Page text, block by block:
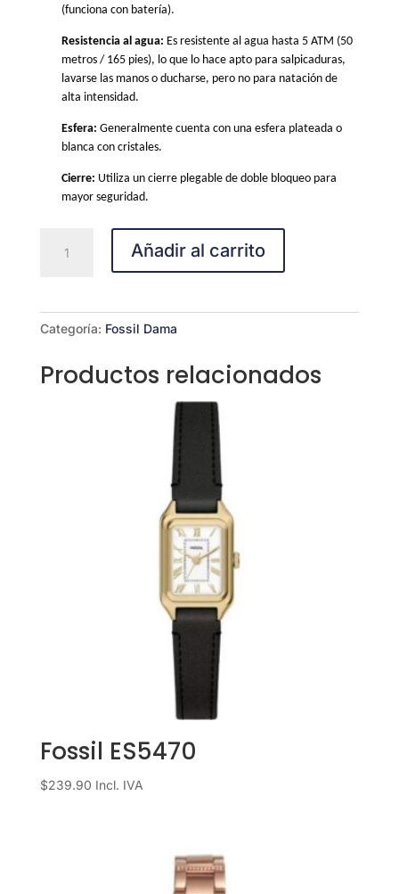
(funciona con batería).
Resistencia al agua: Es resistente al agua hasta 5 ATM (50
metros / 165 pies), lo que lo hace apto para salpicaduras,
lavarse las manos o ducharse, pero no para natación de
alta intensidad.
Esfera: Generalmente cuenta con una esfera plateada o
blanca con cristales.
Cierre: Utiliza un cierre plegable de doble bloqueo para
mayor seguridad.
BQ1444
Añadir al carrito
Categoría: Fossil Dama
Productos relacionados
Fossil ES5470
$239.90 Incl. IVA